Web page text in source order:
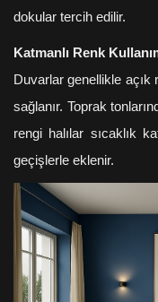
dokular tercih edilir.
Katmanlı Renk
Duvarlar genellikle
sağlanır. Toprak
rengi halılar sıcaklık
geçişlerle eklenir.